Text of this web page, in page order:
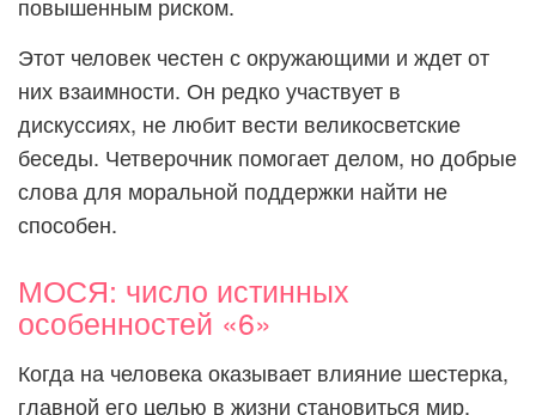
Этот человек честен с окружающими и ждет от
них взаимности. Он редко участвует в
дискуссиях, не любит вести великосветские
беседы. Четверочник помогает делом, но добрые
слова для моральной поддержки найти не
способен.
МОСЯ: число истинных
особенностей «6»
Когда на человека оказывает влияние шестерка,
главной его целью в жизни становиться мир,